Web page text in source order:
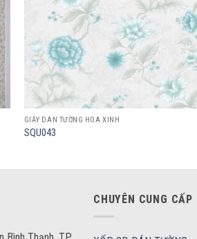
GIẤY DÁN TƯỜNG HOA XINH
SQU043
CHUYÊN CUNG CẤP